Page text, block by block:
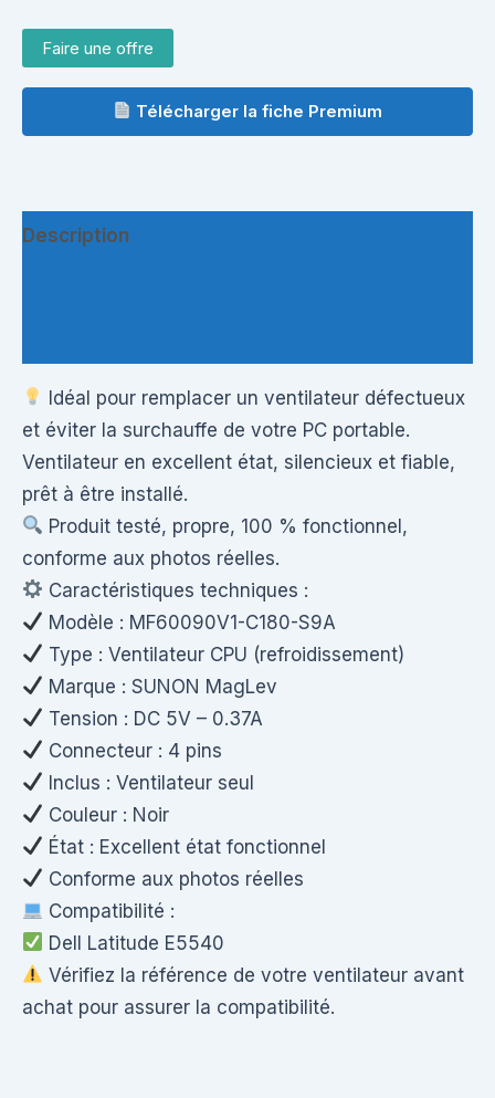
Faire une offre
Télécharger la fiche Premium
Description
Idéal pour remplacer un ventilateur défectueux
et éviter la surchauffe de votre PC portable.
Ventilateur en excellent état, silencieux et fiable,
prêt à être installé.
Produit testé, propre, 100 % fonctionnel,
conforme aux photos réelles.
Caractéristiques techniques :
Modèle : MF60090V1-C180-S9A
Type : Ventilateur CPU (refroidissement)
Marque : SUNON MagLev
Tension : DC 5V – 0.37A
Connecteur : 4 pins
Inclus : Ventilateur seul
Couleur : Noir
État : Excellent état fonctionnel
Conforme aux photos réelles
Compatibilité :
Dell Latitude E5540
Vérifiez la référence de votre ventilateur avant
achat pour assurer la compatibilité.